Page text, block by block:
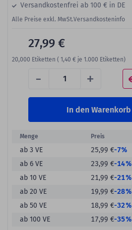
Versandkostenfrei ab 100 € in DE
Alle Preise exkl. MwSt.Versandkosteninfo
- +
27,99 €
20,000 Etiketten ( 1,40 € je 1.000 Etiketten)
In den Warenkorb
Menge Preis
ab 3 VE 25,99 €-7%
ab 6 VE
23,99 €-14%
ab 10 VE
21,99 €-21%
ab 20 VE
19,99 €-28%
ab 50 VE
18,99 €-32%
ab 100 VE
17,99 €-35%